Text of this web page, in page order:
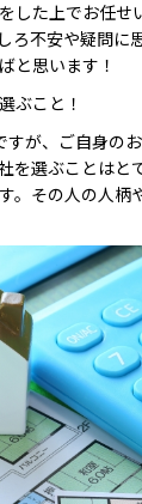
した上でお任せ
ろ不安や疑問に
と思います！
ぶこと！
すが、ご自身の
を選ぶことはと
。その人の人柄